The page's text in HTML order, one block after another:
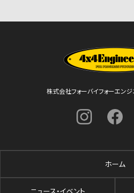
株式会社フォーバイフォーエンジ
ホーム
ニュース・イベント